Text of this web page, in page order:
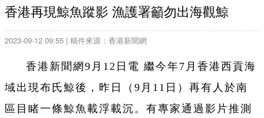
香港再現鯨魚蹤影 漁護署籲勿出海觀鯨
2023-09-12 09:55 | 稿件來源：香港新聞網
香港新聞網9月12日電 繼今年7月香港西貢海
域出現布氏鯨後，昨日（9月11日）再有人於南
區目睹一條鯨魚載浮載沉。有專家通過影片推測